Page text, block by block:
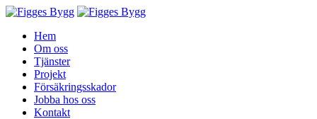
Hem
Om oss
Tjänster
Projekt
Försäkringsskador
Jobba hos oss
Kontakt